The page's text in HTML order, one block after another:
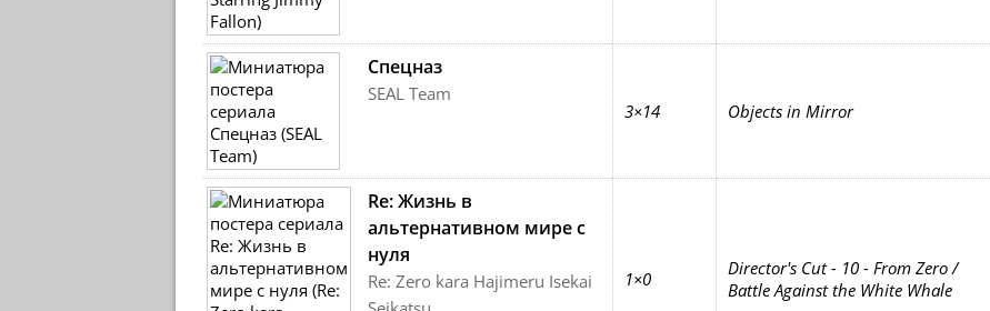
Спецназ
SEAL Team
3×14
Objects in Mirror
Re: Жизнь в
альтернативном мире с
нуля
Re: Zero kara Hajimeru Isekai
1×0
Director's Cut - 10 - From Zero /
Battle Against the White Whale